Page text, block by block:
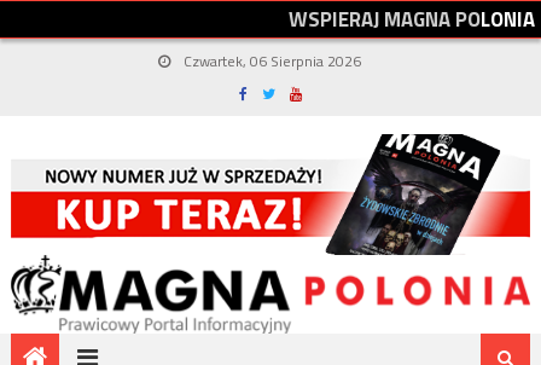
WSPIERAJMAGNAPOLONIA
Czwartek, 06 Sierpnia 2026